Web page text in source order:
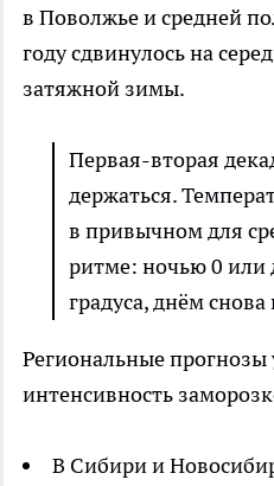
в Поволжье и средней
году сдвинулось на
затяжной зимы.
Первая-вторая
держаться.
в привычном для
ритме: ночью 0
градуса, днём
Региональные
интенсивность
В Сибири и